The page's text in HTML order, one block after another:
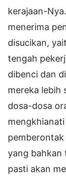
kerajaan-
menerima
disucikan,
tengah
dibenci dan
mereka lebih
dosa-dosa
yang bahkan
pasti akan